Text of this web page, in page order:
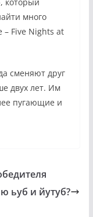
который
много
– Five Nights at
сменяют друг
двух лет. Им
пугающие и
ьуб и йутуб?